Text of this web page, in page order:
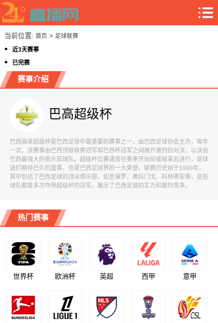
当前位置: 首页> 足球联赛
近3天赛事
已完赛
赛事介绍
巴高超级杯
巴西高卓超级杯是巴西足球中最重要的赛事之一，由巴西足球协会主办，每年
一次。该赛事由巴西顶级联赛冠军和巴西杯冠军之间展开激烈的对决，以决出
巴西最强大的俱乐部球队。超级杯比赛通常在赛季开始前或结束后进行，是球
迷们期待已久的盛事，也是巴西足球界的一大荣誉。联赛历史始于1990年，
其中包括了巴西足球的顶尖俱乐部，如圣保罗、弗拉门戈、科林蒂安等，这些
球队都曾多次夺得超级杯的冠军，展示了巴西足球的实力和激烈竞争。
热门赛事
世界杯 欧洲杯 英超 西甲 意甲